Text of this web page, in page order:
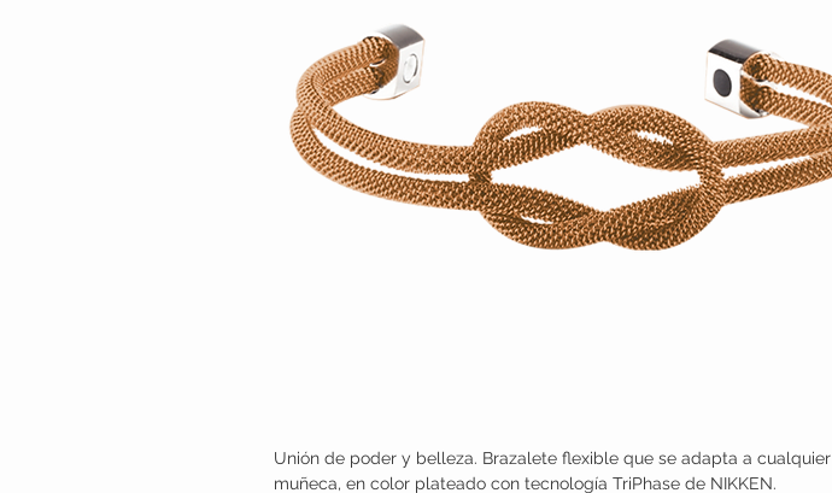
Unión de poder y belleza. Brazalete flexible que se adapta a cualquier
muñeca, en color plateado con tecnología TriPhase de NIKKEN.